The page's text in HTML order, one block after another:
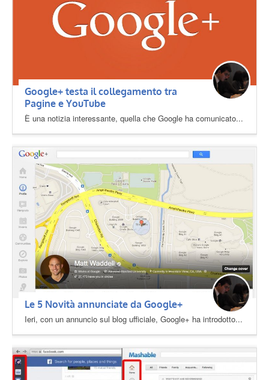
Google+ testa il collegamento tra
Pagine e YouTube
È una notizia interessante, quella che Google ha comunicato...
Le 5 Novità annunciate da Google+
Ieri, con un annuncio sul blog ufficiale, Google+ ha introdotto...